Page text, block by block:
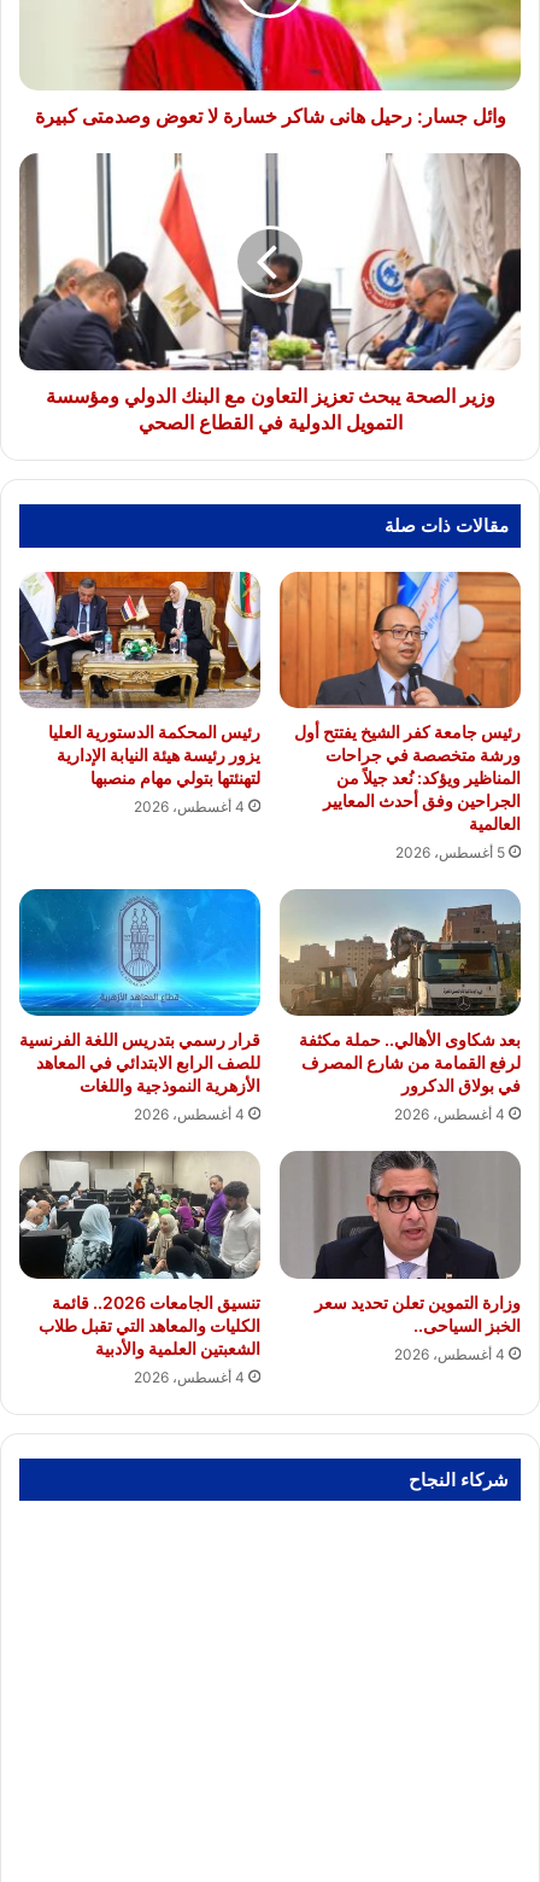
خسارة
لا
تعوض
وصدمتى
كبيرة
وائل جسار: رحيل هانى شاكر خسارة لا تعوض وصدمتى كبيرة
وزير
الصحة
يبحث
تعزيز
التعاون
البنك
الدولي
ومؤسسة
التمويلوزير الصحة يبحث تعزيز التعاون مع البنك الدولي ومؤسسة
التمويل الدولية في القطاع الصحي
مقالات ذات صلة
رئيس جامعة كفر الشيخ يفتتح أول
ورشة متخصصة في جراحات
المناظير ويؤكد: نُعد جيلاً من
الجراحين وفق أحدث المعايير
العالمية
5 أغسطس، 2026
رئيس المحكمة الدستورية العليا
يزور رئيسة هيئة النيابة الإدارية
لتهنئتها بتولي مهام منصبها
4 أغسطس، 2026
بعد شكاوى الأهالي.. حملة مكثفة
لرفع القمامة من شارع المصرف
في بولاق الدكرور
4 أغسطس، 2026
قرار رسمي بتدريس اللغة الفرنسية
للصف الرابع الابتدائي في المعاهد
الأزهرية النموذجية واللغات
4 أغسطس، 2026
وزارة التموين تعلن تحديد سعر
الخبز السياحى..
4 أغسطس، 2026
تنسيق الجامعات 2026.. قائمة
الكليات والمعاهد التي تقبل طلاب
الشعبتين العلمية والأدبية
4 أغسطس، 2026
شركاء النجاح